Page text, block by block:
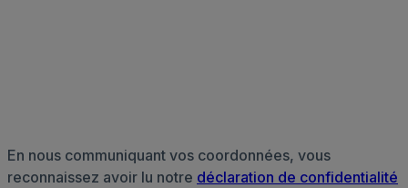
En nous communiquant vos coordonnées, vous
reconnaissez avoir lu notre déclaration de confidentialité